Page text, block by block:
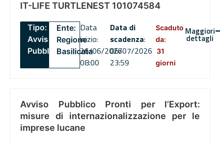
IT-LIFE TURTLENEST 101074584
Tipo:
Avviso
Pubblico
Ente:
Regione
Basilicata
Data
inizio:
26/06/2026
08:00
Data di
scadenza:
06/07/2026
23:59
Scaduto
da:
31
giorni
Maggiori
dettagli
Avviso Pubblico Pronti per l’Export:
misure di internazionalizzazione per le
imprese lucane